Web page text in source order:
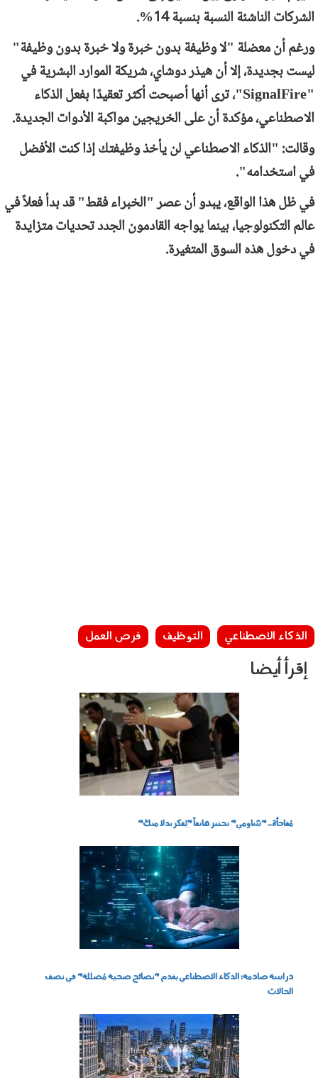
الشركات الناشئة النسبة بنسبة 14%.
ورغم أن معضلة "لا وظيفة بدون خبرة ولا خبرة بدون وظيفة"
ليست بجديدة، إلا أن هيذر دوشاي، شريكة الموارد البشرية في
"
SignalFire"، ترى أنها أصبحت أكثر تعقيدًا بفعل الذكاء
الاصطناعي، مؤكدة أن على الخريجين مواكبة الأدوات الجديدة.
وقالت: "الذكاء الاصطناعي لن يأخذ وظيفتك إذا كنت الأفضل
في استخدامه".
في ظل هذا الواقع، يبدو أن عصر "الخبراء فقط" قد بدأ فعلاً في
عالم التكنولوجيا، بينما يواجه القادمون الجدد تحديات متزايدة
في دخول هذه السوق المتغيرة.
الذكاء الاصطناعي التوظيف فرص العمل
إقرأ أيضا
مُفاجأة.. "شاومي" تختبر هاتفاً "يُفكر بدلا منك"
دراسة صادمة: الذكاء الاصطناعي يقدم "نصائح صحية مُضللة" في نصف
الحالات